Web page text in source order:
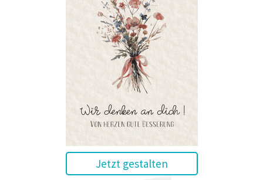
Jetzt gestalten